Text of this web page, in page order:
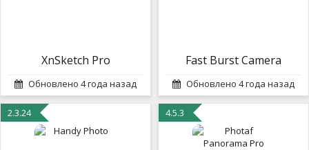
XnSketch Pro
Обновлено 4 года назад
Fast Burst Camera
Обновлено 4 года назад
2.3.24 4.5.3